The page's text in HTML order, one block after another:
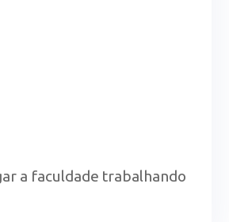
a faculdade trabalhando